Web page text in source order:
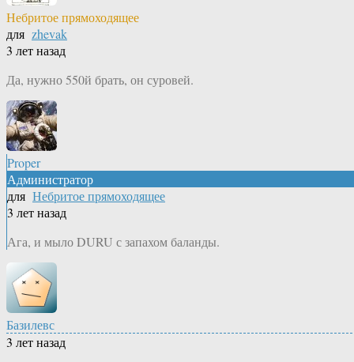
Небритое прямоходящее
для zhevak
3 лет назад
Да, нужно 550й брать, он суровей.
Proper
Администратор
для Небритое прямоходящее
3 лет назад
Ага, и мыло DURU с запахом баланды.
Базилевс
3 лет назад